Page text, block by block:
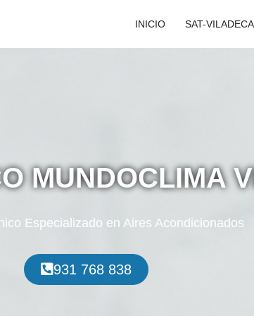
INICIO SAT-
MUNDOCLIMA
Especializado en Aires Acondicionados
931 768 838